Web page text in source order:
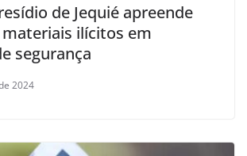
de Jequié apreende
materiais ilícitos em
segurança
2024